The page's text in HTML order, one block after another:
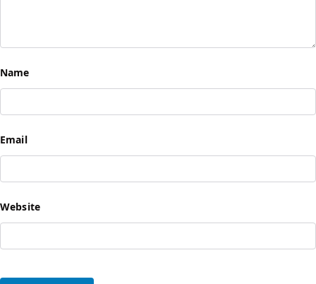
Name
Email
Website